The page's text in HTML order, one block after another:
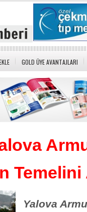
GOLD ÜYE AVANTAJLARI
Temelini
Yalova